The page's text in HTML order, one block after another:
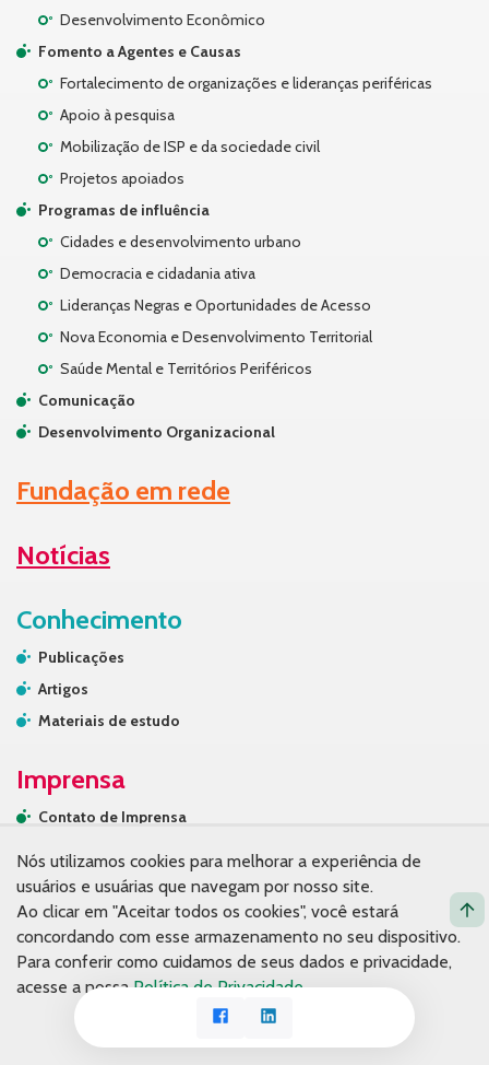
Facebook
Desenvolvimento Econômico
Fomento a Agentes e Causas
Fortalecimento de organizações e lideranças periféricas
Apoio à pesquisa
Mobilização de ISP e da sociedade civil
Projetos apoiados
Programas de influência
Cidades e desenvolvimento urbano
Democracia e cidadania ativa
Lideranças Negras e Oportunidades de Acesso
Nova Economia e Desenvolvimento Territorial
Saúde Mental e Territórios Periféricos
Comunicação
Desenvolvimento Organizacional
Fundação em rede
Notícias
Conhecimento
Publicações
Artigos
Materiais de estudo
Imprensa
Contato de Imprensa
Na mídia
Contato
© Copyright 2026. Fundação Tide Setubal. Política de privacidade.
Desenvolvido por Espiral Interativa
Nós utilizamos cookies para melhorar a experiência de
usuários e usuárias que navegam por nosso site.
Ao clicar em "Aceitar todos os cookies", você estará
concordando com esse armazenamento no seu dispositivo.
Para conferir como cuidamos de seus dados e privacidade,
acesse a nossaPolítica de Privacidade.
Aceito o uso de cookies